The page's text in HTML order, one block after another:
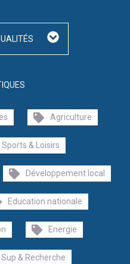
Agriculture
& Loisirs
Développement local
Education nationale
Energie
& Recherche